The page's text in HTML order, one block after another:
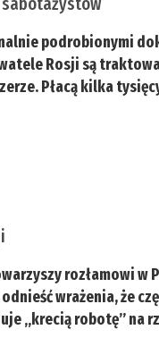
podrobionymi
Rosji są
Płacą kilka
rozłamowi w
wrażenia, że
„krecią robotę” na